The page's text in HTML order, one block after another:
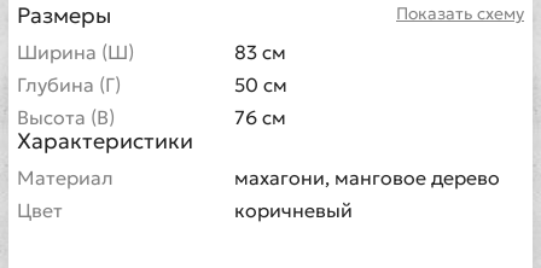
Показать схему
Размеры
Ширина (Ш)
83 см
Глубина (Г)
50 см
Высота (В)
76 см
Характеристики
Материал
махагони, манговое дерево
Цвет
коричневый